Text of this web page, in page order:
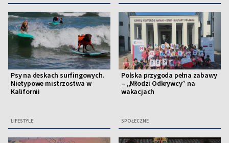
Psy na deskach surfingowych.
Nietypowe mistrzostwa w
Kalifornii
LIFESTYLE
Polska przygoda pełna zabawy
– „Młodzi Odkrywcy” na
wakacjach
SPOŁECZNE